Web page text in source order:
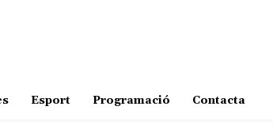
Esport Programació Contacta